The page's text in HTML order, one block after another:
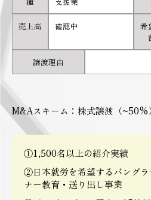
売上高 確認中
希
譲渡理由
M&Aスキーム：株式譲渡（~50%）
①1,500名以上の紹介実績
②日本就労を希望するバング
ナー教育・送り出し事業